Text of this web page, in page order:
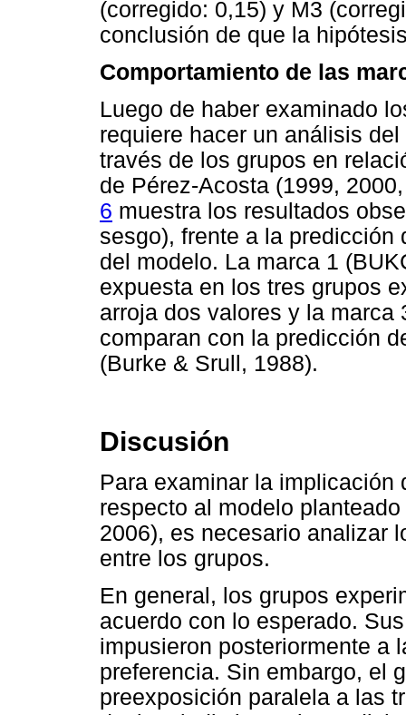
(corregido: 0,15) y M3
conclusión de que la
Comportamiento de las
Luego de haber examinado
requiere hacer un análisis
través de los grupos en
de Pérez-Acosta (1999,
6 muestra los resultados
sesgo), frente a la
del modelo. La marca 1
expuesta en los tres grupos
arroja dos valores y la marca
comparan con la predicción
(Burke & Srull, 1988).
Discusión
Para examinar la
respecto al modelo
2006), es necesario analizar
entre los grupos.
En general, los grupos
acuerdo con lo esperado.
impusieron posteriormente a
preferencia. Sin embargo, el
preexposición paralela a las